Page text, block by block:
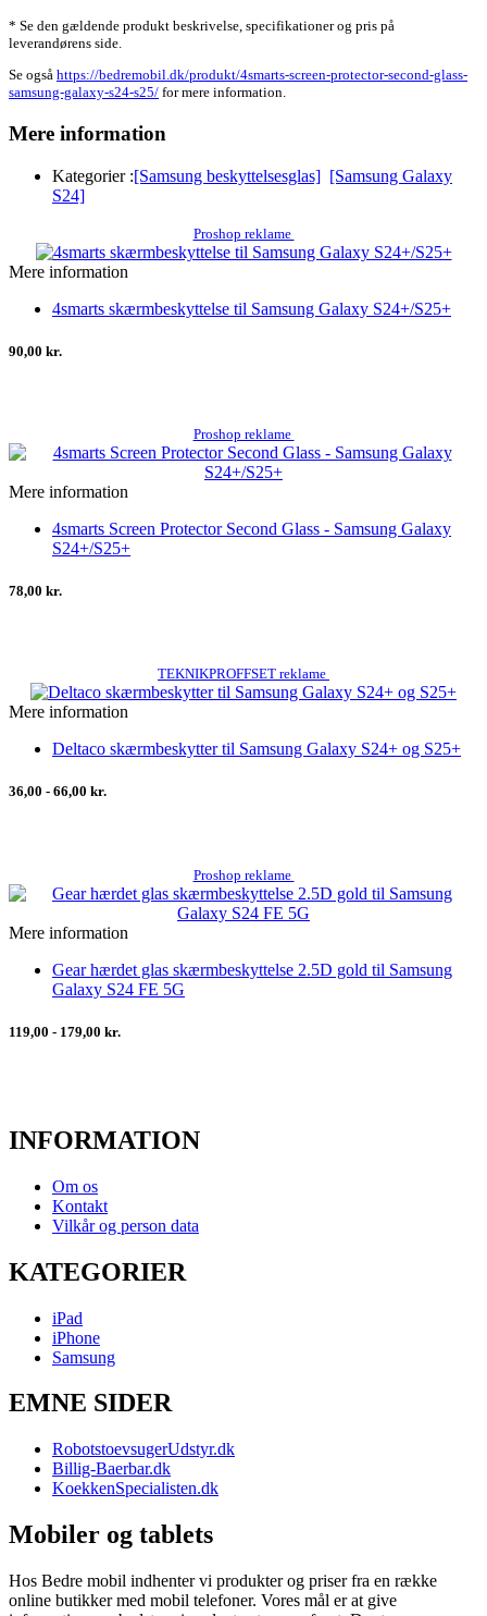
* Se den gældende produkt beskrivelse, specifikationer og pris på
leverandørens side.
Se også https://bedremobil.dk/produkt/4smarts-screen-protector-second-glass-
samsung-galaxy-s24-s25/ for mere information.
Mere information
Kategorier :[Samsung beskyttelsesglas] [Samsung Galaxy
S24]
Proshop reklame
Mere information
4smarts skærmbeskyttelse til Samsung Galaxy S24+/S25+
90,00 kr.
Proshop reklame
Mere information
4smarts Screen Protector Second Glass - Samsung Galaxy
S24+/S25+
78,00 kr.
TEKNIKPROFFSET reklame
Mere information
Deltaco skærmbeskytter til Samsung Galaxy S24+ og S25+
36,00 - 66,00 kr.
Proshop reklame
Mere information
Gear hærdet glas skærmbeskyttelse 2.5D gold til Samsung
Galaxy S24 FE 5G
119,00 - 179,00 kr.
INFORMATION
Om os
Kontakt
Vilkår og person data
KATEGORIER
iPad
iPhone
Samsung
EMNE SIDER
RobotstoevsugerUdstyr.dk
Billig-Baerbar.dk
KoekkenSpecialisten.dk
Mobiler og tablets
Hos Bedre mobil indhenter vi produkter og priser fra en række
online butikker med mobil telefoner. Vores mål er at give